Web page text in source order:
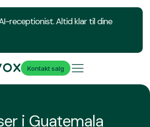
receptionist. Altid klar til dine
Kontakt salg
i Guatemala